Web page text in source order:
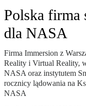
Polska firma
dla NASA
Firma Immersion z
Reality i Virtual Reality,
NASA oraz instytutem
rocznicy lądowania na
NASA